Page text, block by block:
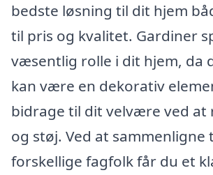
bedste løsning til dit hjem
til pris og kvalitet. Gardiner
væsentlig rolle i dit hjem, da
kan være en dekorativ
bidrage til dit velvære ved at
og støj. Ved at sammenligne
forskellige fagfolk får du et